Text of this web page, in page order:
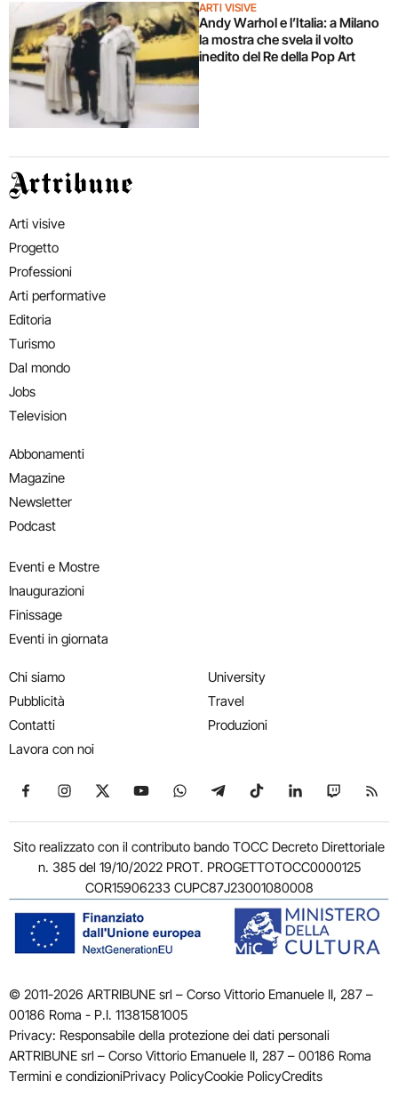
ARTI VISIVE
Andy Warhol e l’Italia: a Milano
la mostra che svela il volto
inedito del Re della Pop Art
Artribune
Arti visive
Progetto
Professioni
Arti performative
Editoria
Turismo
Dal mondo
Jobs
Television
Abbonamenti
Magazine
Newsletter
Podcast
Eventi e Mostre
Inaugurazioni
Finissage
Eventi in giornata
Chi siamo
Pubblicità
Contatti
Lavora con noi
University
Travel
Produzioni
Seguici su Facebook
Seguici su Instagram
Seguici su X
Seguici su YouTube
Seguici su WhatsApp
Seguici su Telegram
Seguici su TikTok
Seguici su
Seguici
Sito realizzato con il contributo bando TOCC Decreto Direttoriale
n. 385 del 19/10/2022 PROT. PROGETTOTOCC0000125
COR15906233 CUPC87J23001080008
© 2011-2026 ARTRIBUNE srl – Corso Vittorio Emanuele II, 287 –
00186 Roma - P.I. 11381581005
Privacy: Responsabile della protezione dei dati personali
ARTRIBUNE srl – Corso Vittorio Emanuele II, 287 – 00186 Roma
Termini e condizioniPrivacy PolicyCookie PolicyCredits